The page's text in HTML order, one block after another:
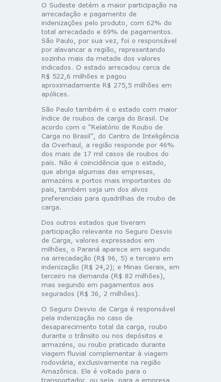
O Sudeste detém a maior participação na
arrecadação e pagamento de
indenizações pelo produto, com 62% do
total arrecadado e 69% de pagamentos.
São Paulo, por sua vez, foi o responsável
por alavancar a região, representando
sozinho mais da metade dos valores
indicados. O estado arrecadou cerca de
R$ 522,6 milhões e pagou
aproximadamente R$ 275,5 milhões em
apólices.
São Paulo também é o estado com maior
índice de roubos de carga do Brasil. De
acordo com o “Relatório de Roubo de
Carga no Brasil”, do Centro de Inteligência
da Overhaul, a região responde por 46%
dos mais de 17 mil casos de roubos do
país. Não é coincidência que o estado,
que abriga algumas das empresas,
armazéns e portos mais importantes do
país, também seja um dos alvos
preferenciais para quadrilhas de roubo de
carga.
Dos outros estados que tiveram
participação relevante no Seguro Desvio
de Carga, valores expressados em
milhões, o Paraná aparece em segundo
na arrecadação (R$ 96, 5) e terceiro em
indenização (R$ 24,2); e Minas Gerais, em
terceiro na demanda (R$ 82 milhões),
mas segundo em pagamentos aos
segurados (R$ 36, 2 milhões).
O Seguro Desvio de Carga é responsável
pela indenização no caso de
desaparecimento total da carga, roubo
durante o trânsito ou nos depósitos e
armazéns, ou roubo praticado durante
viagem fluvial complementar à viagem
rodoviária, exclusivamente na região
Amazônica. Ele é voltado para o
transportador, ou seja, para a empresa